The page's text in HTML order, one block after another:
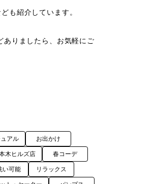
も紹介しています。
りましたら、お気軽にご
アル お出かけ
木ヒルズ店 春コーデ
い可能 リラックス